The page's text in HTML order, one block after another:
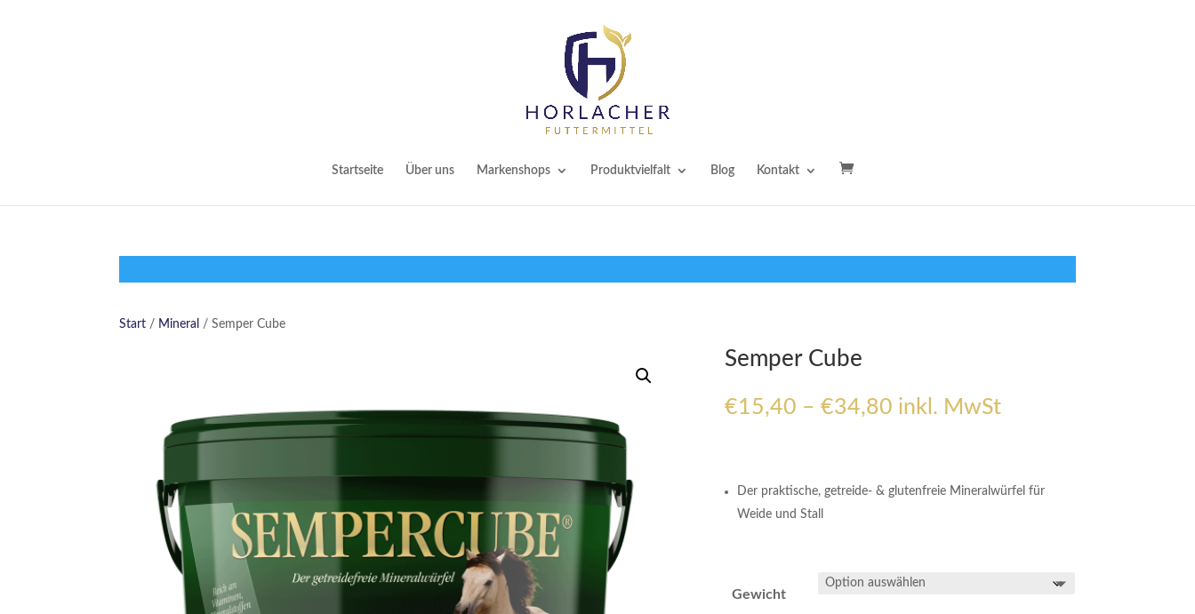
Startseite Über uns Markenshops Produktvielfalt Blog Kontakt
Start / Mineral / Semper Cube
Semper Cube
€15,40 – €34,80Preisspanne:
inkl. MwSt
Der praktische, getreide- & glutenfreie Mineralwürfel für
Weide und Stall
Gewicht